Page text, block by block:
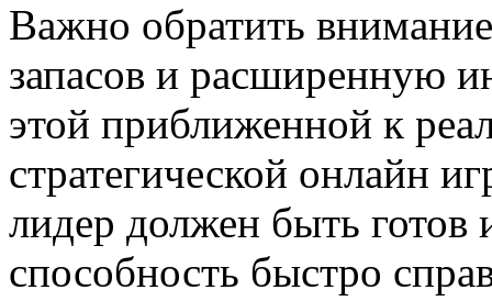
Важно обратить
запасов и расширенную
этой приближенной к
стратегической онлайн
лидер должен быть
способность быстро